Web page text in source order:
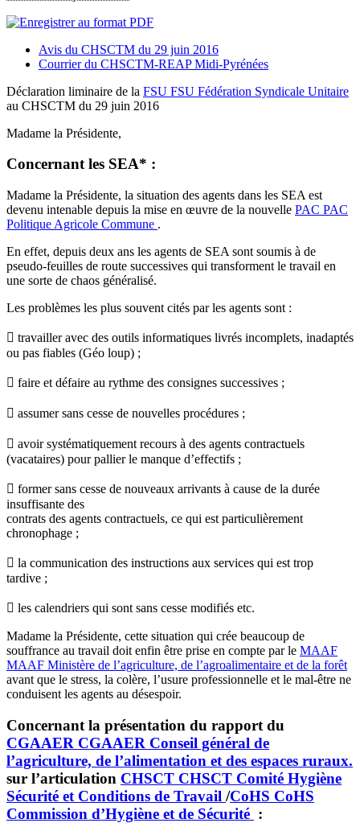
Avis du CHSCTM du 29 juin 2016
Courrier du CHSCTM-REAP Midi-Pyrénées
Déclaration liminaire de la FSU FSU Fédération Syndicale Unitaire
au CHSCTM du 29 juin 2016
Madame la Présidente,
Concernant les SEA* :
Madame la Présidente, la situation des agents dans les SEA est
devenu intenable depuis la mise en œuvre de la nouvelle PAC PAC
Politique Agricole Commune .
En effet, depuis deux ans les agents de SEA sont soumis à de
pseudo-feuilles de route successives qui transforment le travail en
une sorte de chaos généralisé.
Les problèmes les plus souvent cités par les agents sont :
 travailler avec des outils informatiques livrés incomplets, inadaptés
ou pas fiables (Géo loup) ;
 faire et défaire au rythme des consignes successives ;
 assumer sans cesse de nouvelles procédures ;
 avoir systématiquement recours à des agents contractuels
(vacataires) pour pallier le manque d’effectifs ;
 former sans cesse de nouveaux arrivants à cause de la durée
insuffisante des
contrats des agents contractuels, ce qui est particulièrement
chronophage ;
 la communication des instructions aux services qui est trop
tardive ;
 les calendriers qui sont sans cesse modifiés etc.
Madame la Présidente, cette situation qui crée beaucoup de
souffrance au travail doit enfin être prise en compte par le MAAF
MAAF Ministère de l’agriculture, de l’agroalimentaire et de la forêt
avant que le stress, la colère, l’usure professionnelle et le mal-être ne
conduisent les agents au désespoir.
Concernant la présentation du rapport du
CGAAER CGAAER Conseil général de
l’agriculture, de l’alimentation et des espaces ruraux.
sur l’articulation CHSCT CHSCT Comité Hygiène
Sécurité et Conditions de Travail /CoHS CoHS
Commission d’Hygiène et de Sécurité :